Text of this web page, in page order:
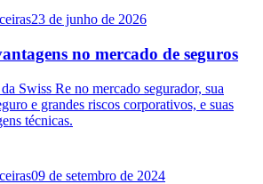
23 de junho de 2026
no mercado de seguros
Swiss Re no mercado segurador, sua
e grandes riscos corporativos, e suas
técnicas.
09 de setembro de 2024